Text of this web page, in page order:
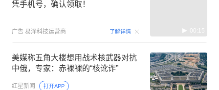
凭手机号，确认领取！
广告 易泽科技运营商 了解详情 00:15
美媒称五角大楼想用战术核武器对抗
中俄，专家：赤裸裸的“核讹诈”
红星新闻 打开APP